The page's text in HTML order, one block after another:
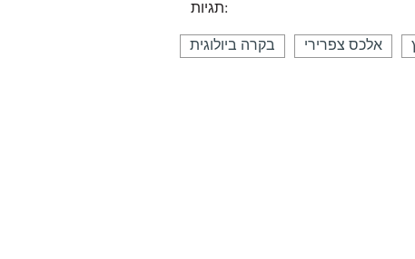
תגיות:
בקרה ביולוגית אלכס צפרירי